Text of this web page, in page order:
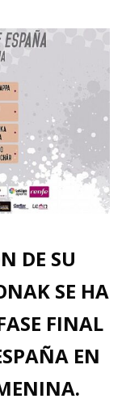
DE SU
SE HA
FINAL
EN